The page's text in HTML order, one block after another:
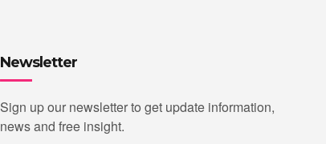
Newsletter
Sign up our newsletter to get update information,
news and free insight.